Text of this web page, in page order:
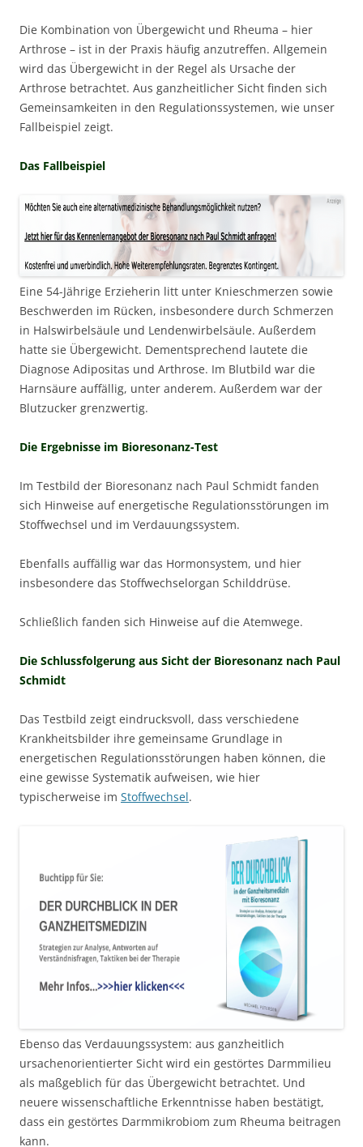
Die Kombination von Übergewicht und Rheuma – hier
Arthrose – ist in der Praxis häufig anzutreffen. Allgemein
wird das Übergewicht in der Regel als Ursache der
Arthrose betrachtet. Aus ganzheitlicher Sicht finden sich
Gemeinsamkeiten in den Regulationssystemen, wie unser
Fallbeispiel zeigt.
Das Fallbeispiel
Eine 54-Jährige Erzieherin litt unter Knieschmerzen sowie
Beschwerden im Rücken, insbesondere durch Schmerzen
in Halswirbelsäule und Lendenwirbelsäule. Außerdem
hatte sie Übergewicht. Dementsprechend lautete die
Diagnose Adipositas und Arthrose. Im Blutbild war die
Harnsäure auffällig, unter anderem. Außerdem war der
Blutzucker grenzwertig.
Die Ergebnisse im Bioresonanz-Test
Im Testbild der Bioresonanz nach Paul Schmidt fanden
sich Hinweise auf energetische Regulationsstörungen im
Stoffwechsel und im Verdauungssystem.
Ebenfalls auffällig war das Hormonsystem, und hier
insbesondere das Stoffwechselorgan Schilddrüse.
Schließlich fanden sich Hinweise auf die Atemwege.
Die Schlussfolgerung aus Sicht der Bioresonanz nach Paul
Schmidt
Das Testbild zeigt eindrucksvoll, dass verschiedene
Krankheitsbilder ihre gemeinsame Grundlage in
energetischen Regulationsstörungen haben können, die
eine gewisse Systematik aufweisen, wie hier
typischerweise im Stoffwechsel.
Ebenso das Verdauungssystem: aus ganzheitlich
ursachenorientierter Sicht wird ein gestörtes Darmmilieu
als maßgeblich für das Übergewicht betrachtet. Und
neuere wissenschaftliche Erkenntnisse haben bestätigt,
dass ein gestörtes Darmmikrobiom zum Rheuma beitragen
kann.